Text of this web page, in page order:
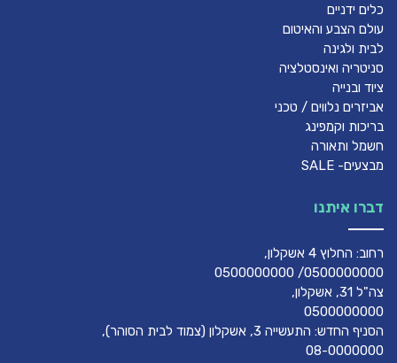
כלים ידניים
עולם הצבע והאיטום
לבית ולגינה
סניטריה ואינסטלציה
ציוד ובנייה
אביזרים נלווים / טכני
בריכות וקמפינג
חשמל ותאורה
מבצעים- SALE
דברו איתנו
רחוב: החלוץ 4 אשקלון,
0500000000/ 0500000000
צה"ל 31, אשקלון,
0500000000
הסניף החדש: התעשייה 3, אשקלון (צמוד לבית הסוהר),
08-0000000